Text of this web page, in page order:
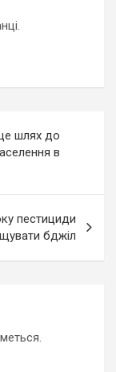
шлях до
в
пестициди
бджіл